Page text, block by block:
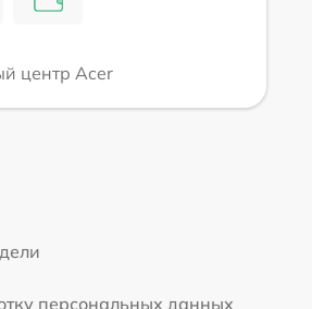
центр Acer
персональных данных